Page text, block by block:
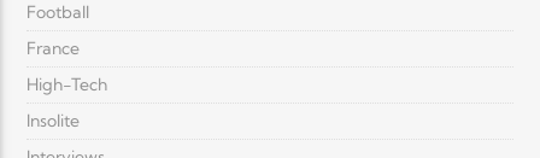
Football
France
High-Tech
Insolite